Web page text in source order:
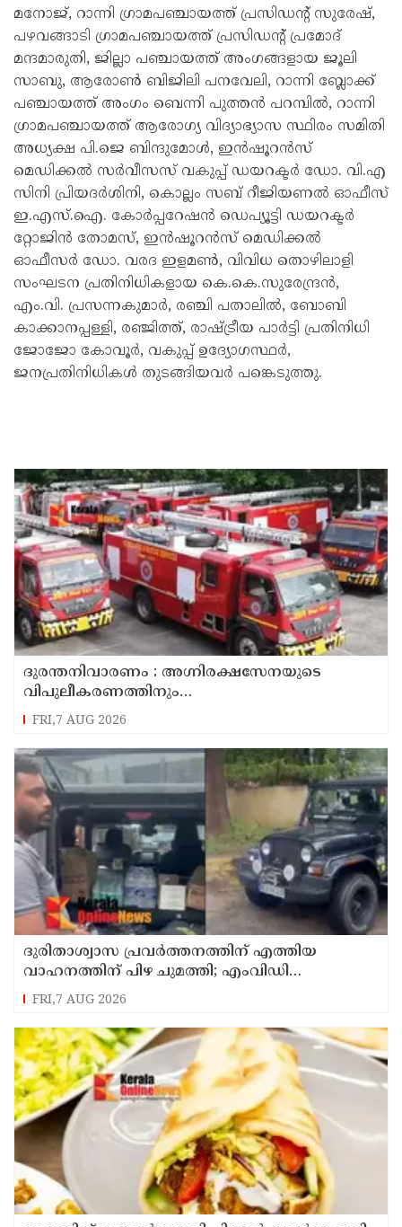
മനോജ്, റാന്നി ഗ്രാമപഞ്ചായത്ത് പ്രസിഡന്റ് സുരേഷ്,
പഴവങ്ങാടി ഗ്രാമപഞ്ചായത്ത് പ്രസിഡന്റ് പ്രമോദ്
മന്ദമാരുതി, ജില്ലാ പഞ്ചായത്ത് അംഗങ്ങളായ ജൂലി
സാബു, ആരോണ്‍ ബിജിലി പനവേലി, റാന്നി ബ്ലോക്ക്
പഞ്ചായത്ത് അംഗം ബെന്നി പുത്തന്‍ പറമ്പില്‍, റാന്നി
ഗ്രാമപഞ്ചായത്ത് ആരോഗ്യ വിദ്യാഭ്യാസ സ്ഥിരം സമിതി
അധ്യക്ഷ പി.ജെ ബിന്ദുമോള്‍, ഇന്‍ഷൂറന്‍സ്
മെഡിക്കല്‍ സര്‍വീസസ് വകുപ്പ് ഡയറക്ടര്‍ ഡോ. വി.എ
സിനി പ്രിയദര്‍ശിനി, കൊല്ലം സബ് റീജിയണല്‍ ഓഫീസ്
ഇ.എസ്.ഐ. കോര്‍പ്പറേഷന്‍ ഡെപ്യൂട്ടി ഡയറക്ടര്‍
റ്റോജിന്‍ തോമസ്, ഇന്‍ഷൂറന്‍സ് മെഡിക്കല്‍
ഓഫീസര്‍ ഡോ. വരദ ഇളമണ്‍, വിവിധ തൊഴിലാളി
സംഘടന പ്രതിനിധികളായ കെ.കെ.സുരേന്ദ്രന്‍,
എം.വി. പ്രസന്നകുമാര്‍, രഞ്ചി പതാലില്‍, ബോബി
കാക്കാനപ്പള്ളി, രഞ്ജിത്ത്, രാഷ്ട്രീയ പാര്‍ട്ടി പ്രതിനിധി
ജോജോ കോവൂര്‍, വകുപ്പ് ഉദ്യോഗസ്ഥര്‍,
ജനപ്രതിനിധികള്‍ തുടങ്ങിയവര്‍ പങ്കെടുത്തു.
ദുരന്തനിവാരണം : അഗ്നിരക്ഷസേനയുടെ
വിപുലീകരണത്തിനും
ആധുനികവത്കരണത്തിനുമായി 64.21 കോടി
രൂപ കൂടി അനുവദിച്ചു
FRI,7 AUG 2026
ദുരിതാശ്വാസ പ്രവർത്തനത്തിന് എത്തിയ
വാഹനത്തിന് പിഴ ചുമത്തി; എംവിഡി
ഉദ്യോഗസ്ഥന് സസ്പെൻഷൻ
FRI,7 AUG 2026